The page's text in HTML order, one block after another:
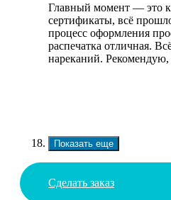
Главный момент — это
сертификаты, всё
процесс оформления
распечатка отличная.
нареканий. Рекомендую,
Показать еще
Сделать заказ